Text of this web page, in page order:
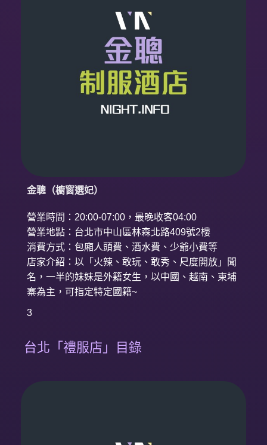
金聰（櫥窗選妃）
營業時間：20:00-07:00，最晚收客04:00
營業地點：台北市中山區林森北路409號2樓
消費方式：包廂人頭費、酒水費、少爺小費等
店家介紹：以「火辣、敢玩、敢秀、尺度開放」聞
名，一半的妹妹是外籍女生，以中國、越南、柬埔
寨為主，可指定特定國籍~
3
台北「禮服店」目錄